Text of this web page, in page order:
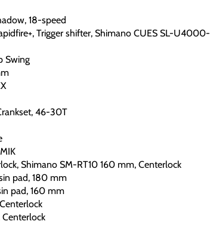
18-speed
Trigger shifter, Shimano CUES SL-U4000-
Swing
46-30T
Shimano SM-RT10 160 mm, Centerlock
pad, 180 mm
pad, 160 mm